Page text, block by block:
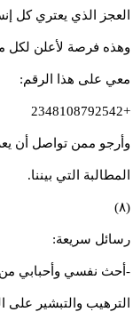
العجز الذي يعتري كل
وهذه فرصة لأعلن لكل
معي على هذا الرقم:
+2348108792542
وأرجو ممن تواصل أن
المطالبة التي بيننا.
(٨)
رسائل سريعة:
-أحث نفسي وأحبابي من
الترهيب والتبشير على